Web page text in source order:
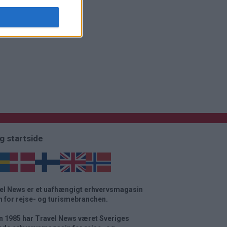
startside
News er et uafhængigt erhvervsmagasin
for rejse- og turismebranchen.
1985 har Travel News været Sveriges